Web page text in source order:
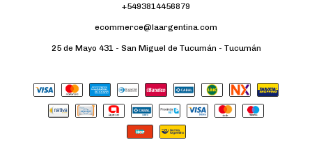
+5493814456879
ecommerce@laargentina.com
25 de Mayo 431 - San Miguel de Tucumán - Tucumán